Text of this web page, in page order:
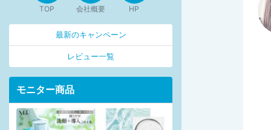
TOP 会社概要 HP
最新のキャンペーン
レビュー一覧
モニター商品